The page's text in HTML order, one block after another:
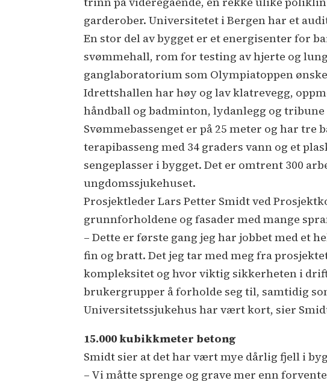
garderober. Universitetet i Bergen har et
En stor del av bygget er et energisenter for
svømmehall, rom for testing av hjerte og
ganglaboratorium som Olympiatoppen
Idrettshallen har høy og lav klatrevegg,
håndball og badminton, lydanlegg og tribune
Svømmebassenget er på 25 meter og har tre
terapibasseng med 34 graders vann og et
sengeplasser i bygget. Det er omtrent 300
ungdomssjukehuset.
Prosjektleder Lars Petter Smidt ved
grunnforholdene og fasader med mange
– Dette er første gang jeg har jobbet med et
fin og bratt. Det jeg tar med meg fra
kompleksitet og hvor viktig sikkerheten i
brukergrupper å forholde seg til, samtidig
Universitetssjukehus har vært kort, sier
15.000 kubikkmeter betong
Smidt sier at det har vært mye dårlig fjell i
– Vi måtte sprenge og grave mer enn